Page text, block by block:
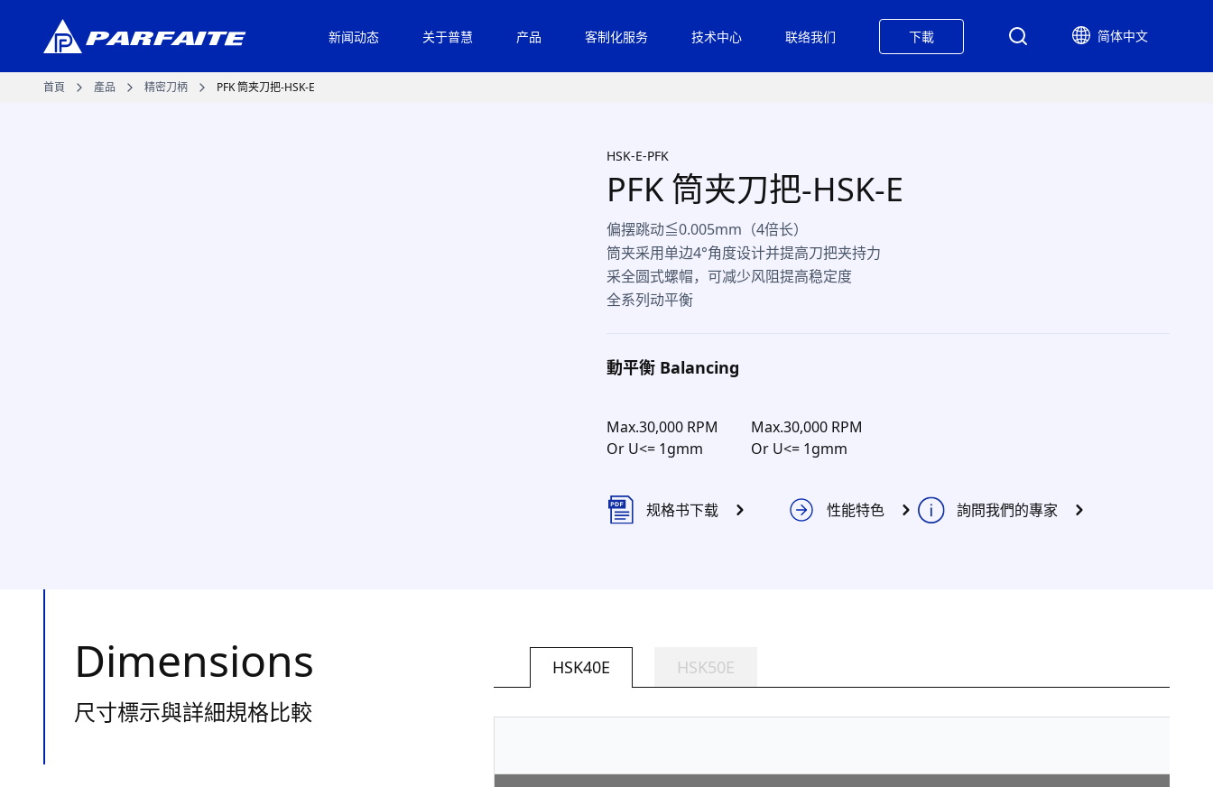
新闻动态 关于普慧 产品 客制化服务 技术中心 联络我们 下載 简体中文
首頁 產品 精密刀柄 PFK 筒夹刀把-HSK-E
HSK-E-PFK
PFK 筒夹刀把-HSK-E
偏摆跳动≦0.005mm（4倍长）
筒夹采用单边4°角度设计并提高刀把夹持力
采全圆式螺帽，可减少风阻提高稳定度
全系列动平衡
動平衡 Balancing
Max.30,000 RPM
Or U<= 1gmm
Max.30,000 RPM
Or U<= 1gmm
规格书下载 性能特色 詢問我們的專家
Dimensions
尺寸標示與詳細規格比較
HSK40E HSK50E